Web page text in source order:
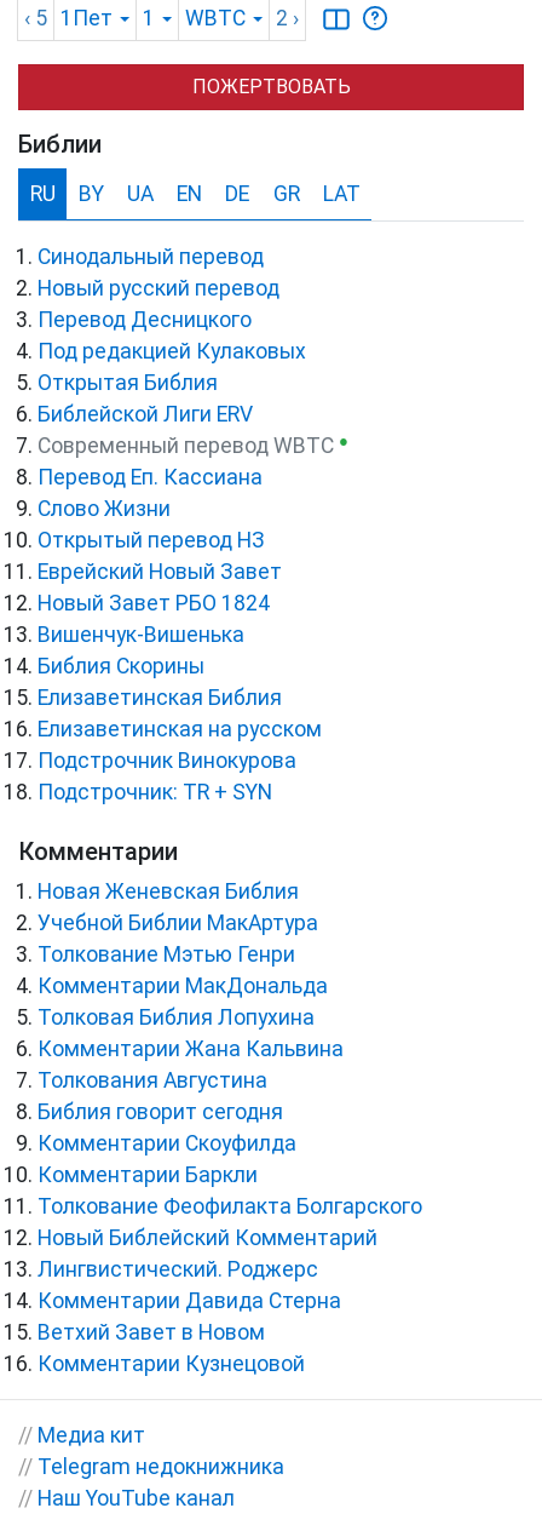
‹ 5 1Пет 1 WBTC 2 ›
ПОЖЕРТВОВАТЬ
Библии
RU BY UA EN DE GR LAT
Синодальный перевод
Новый русский перевод
Перевод Десницкого
Под редакцией Кулаковых
Открытая Библия
Библейской Лиги ERV
Cовременный перевод WBTC ●
Перевод Еп. Кассиана
Слово Жизни
Открытый перевод НЗ
Еврейский Новый Завет
Новый Завет РБО 1824
Вишенчук-Вишенька
Библия Скорины
Елизаветинская Библия
Елизаветинская на русском
Подстрочник Винокурова
Подстрочник: TR + SYN
Комментарии
Новая Женевская Библия
Учебной Библии МакАртура
Толкование Мэтью Генри
Комментарии МакДональда
Толковая Библия Лопухина
Комментарии Жана Кальвина
Толкования Августина
Библия говорит сегодня
Комментарии Скоуфилда
Комментарии Баркли
Толкование Феофилакта Болгарского
Новый Библейский Комментарий
Лингвистический. Роджерс
Комментарии Давида Стерна
Ветхий Завет в Новом
Комментарии Кузнецовой
// Медиа кит
// Telegram недокнижника
// Наш YouTube канал